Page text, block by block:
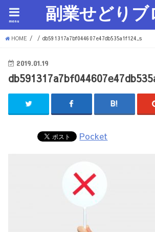
副業せどりブ
menu
HOME db591317a7bf044607e47db535a1f124_s
2019.01.19
Pocket